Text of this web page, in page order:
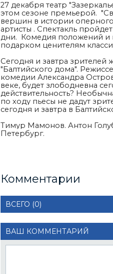
27 декабря театр
этом сезоне премьерой.
вершин в истории
артисты . Спектакль
дни. Комедия положений и
подарком ценителям
Сегодня и завтра зрителей
"Балтийского дома".
комедии Александра
веке, будет злободневна
действительность?
по ходу пьесы не дадут
сегодня и завтра в
Тимур Мамонов. Антон
Петербург.
Комментарии
ВСЕГО (0)
ВАШ КОММЕНТАРИЙ